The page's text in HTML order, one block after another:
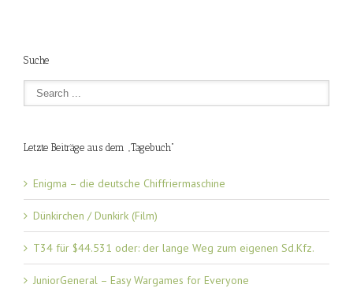
Suche
Letzte Beiträge aus dem „Tagebuch“
Enigma – die deutsche Chiffriermaschine
Dünkirchen / Dunkirk (Film)
T34 für $44.531 oder: der lange Weg zum eigenen Sd.Kfz.
JuniorGeneral – Easy Wargames for Everyone